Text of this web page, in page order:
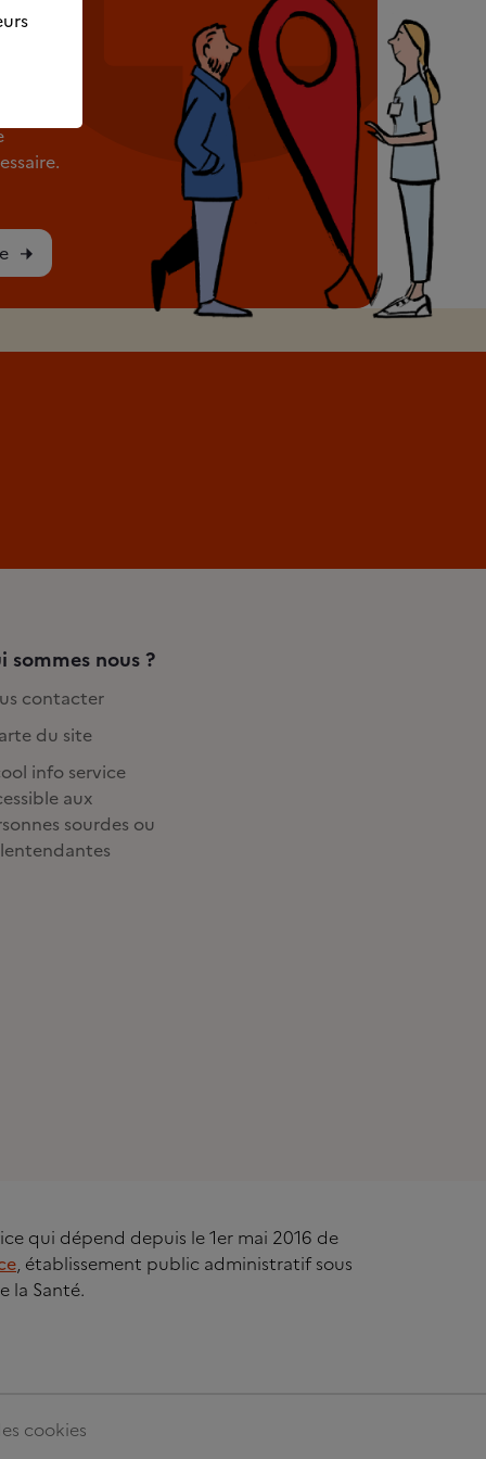
de
sommes nous ?
contacter
du site
info service
aux
sourdes ou
qui dépend depuis le 1er mai 2016 de
, établissement public administratif sous
la Santé.
cookies